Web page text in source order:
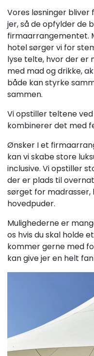
Vores løsninger
jer, så de opfylder de
firmaarrangementet.
hotel sørger vi for
lyse telte, hvor der er
med mad og drikke,
både kan styrke
sammen.
Vi opstiller teltene
kombinerer det med
Ønsker I et
kan vi skabe store
inclusive. Vi opstiller
der er plads til
sørget for madrasser,
hovedpuder.
Mulighederne er
os hvis du skal holde
kommer gerne med
kan give jer en helt